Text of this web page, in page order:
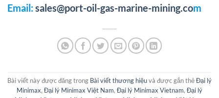
Email:sales@port-oil-gas-marine-mining.com
Bài viết này được đăng trong Bài viết thương hiệuvà được gắn thẻĐại lý
Minimax, Đại lý Minimax Việt Nam, Đại lý Minimax Vietnam, Đại lý